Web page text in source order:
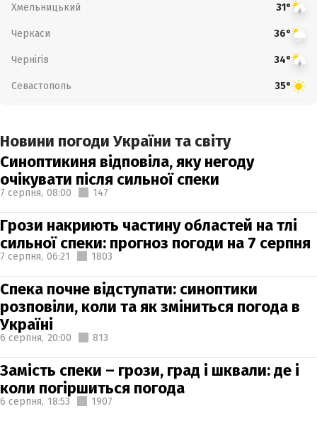
Хмельницький 31°
Черкаси 36°
Чернігів 34°
Севастополь 35°
Новини погоди України та світу
Синоптикиня відповіла, яку негоду
очікувати після сильної спеки
7 серпня, 08:00 147
Грози накриють частину областей на тлі
сильної спеки: прогноз погоди на 7 серпня
7 серпня, 06:21 1803
Спека почне відступати: синоптики
розповіли, коли та як зміниться погода в
Україні
6 серпня, 20:00 813
Замість спеки – грози, град і шквали: де і
коли погіршиться погода
6 серпня, 18:53 1907